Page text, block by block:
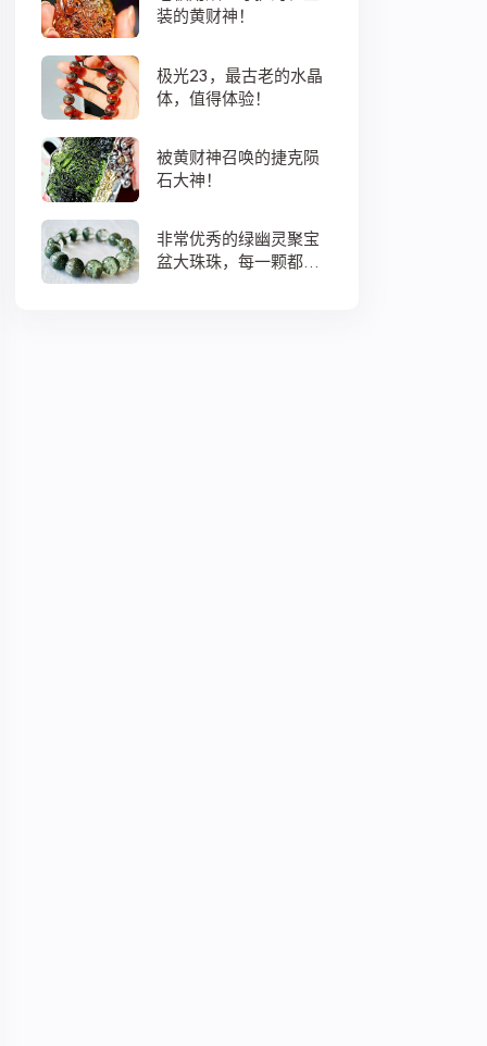
装的黄财神！
极光23，最古老的水晶
体，值得体验！
被黄财神召唤的捷克陨
石大神！
非常优秀的绿幽灵聚宝
盆大珠珠，每一颗都蕴